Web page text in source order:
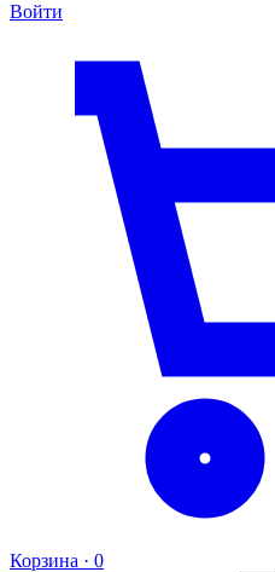
Войти
Корзина · 0